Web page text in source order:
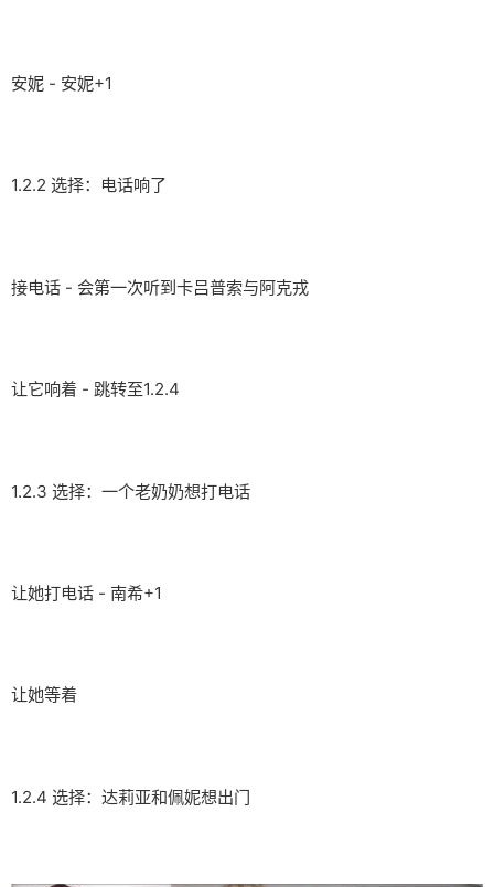
安妮 - 安妮+1
1.2.2 选择：电话响了
接电话 - 会第一次听到卡吕普索与阿克戎
让它响着 - 跳转至1.2.4
1.2.3 选择：一个老奶奶想打电话
让她打电话 - 南希+1
让她等着
1.2.4 选择：达莉亚和佩妮想出门